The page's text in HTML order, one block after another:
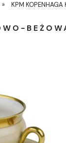
» KPM KOPENHAGA